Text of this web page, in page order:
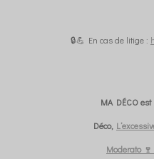
🔒💪 En cas de litige :
MA DÉCO
Déco,
Moderato